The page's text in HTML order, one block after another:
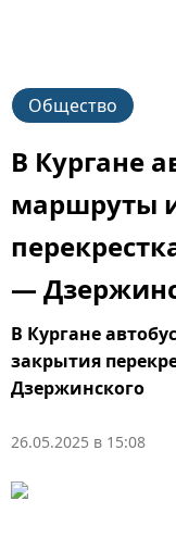
Общество
В Кургане
маршруты
—
В Кургане
закрытия
Дзержинского
26.05.2025 в 15:08